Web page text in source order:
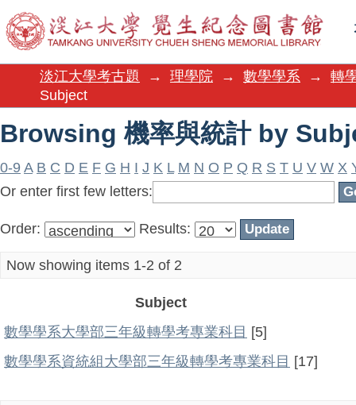
Browsing 機率與統計 by
淡江大學考古題 → 理學院 → 數學學系 →
轉
Subject
Browsing 機率與統計 by
0-9 A B C D E F G H I J K L M N O P Q R S T U V W X
Or enter first few letters:
Order: Results:
Now showing items 1-2 of 2
Subject
數學學系大學部三年級轉學考專業科目 [5]
數學學系資統組大學部三年級轉學考專業科目 [17]